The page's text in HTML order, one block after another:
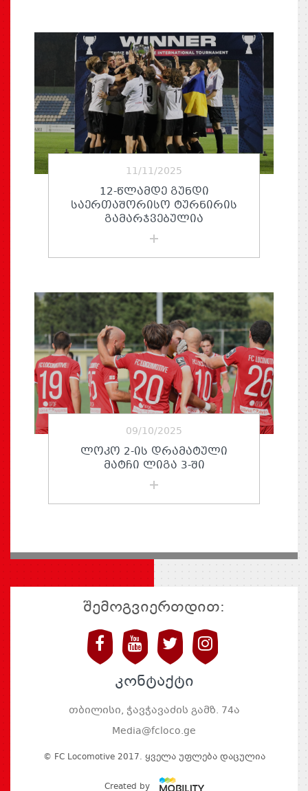
11/11/2025
12-ᲬᲚᲐᲛᲓᲔ ᲒᲣᲜᲓᲘ
ᲡᲐᲔᲠᲗᲐᲨᲝᲠᲘᲡᲝ ᲢᲣᲠᲜᲘᲠᲘᲡ
ᲒᲐᲛᲐᲠᲯᲕᲔᲑᲣᲚᲘᲐ
09/10/2025
ᲚᲝᲙᲝ 2-ᲘᲡ ᲓᲠᲐᲛᲐᲢᲣᲚᲘ
ᲛᲐᲢᲩᲘ ᲚᲘᲒᲐ 3-ᲨᲘ
შემოგვიერთდით:
კონტაქტი
თბილისი, ჭავჭავაძის გამზ. 74ა
Media@fcloco.ge
© FC Locomotive 2017. Ყველა Უფლება Დაცულია
Created by